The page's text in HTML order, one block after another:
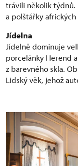
trávili několik týdnů.
a polštářky afrických
Jídelna
Jídelně dominuje
porcelánky Herend
z barevného skla.
Lidský věk, jehož